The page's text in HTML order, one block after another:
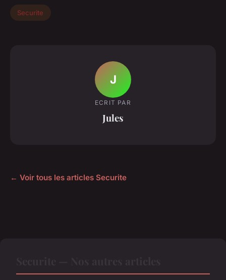
Securite
J
ECRIT PAR
Jules
← Voir tous les articles Securite